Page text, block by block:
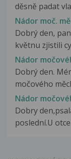
děsně padat
Nádor moč.
Dobrý den,
květnu zjistili
Nádor
Dobrý den.
močového
Nádor
Dobry
poslední.U